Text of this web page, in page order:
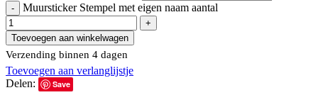
Muursticker Stempel met eigen naam aantal
Toevoegen aan winkelwagen
Verzending binnen 4 dagen
Toevoegen aan verlanglijstje
Delen:
Save